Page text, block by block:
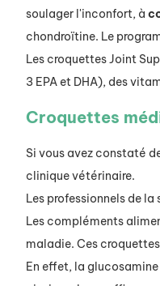
soulager l'inconfort, à
chondroïtine. Le
Les croquettes Joint
3 EPA et DHA), des
Croquettes
Si vous avez constaté
clinique vétérinaire.
Les professionnels de
Les compléments
maladie. Ces
En effet, la